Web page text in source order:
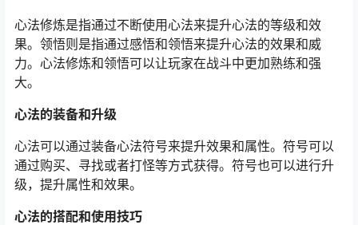
心法修炼是指通过不断使用心法来提升心法的等级和效
果。领悟则是指通过感悟和领悟来提升心法的效果和威
力。心法修炼和领悟可以让玩家在战斗中更加熟练和强
大。
心法的装备和升级
心法可以通过装备心法符号来提升效果和属性。符号可以
通过购买、寻找或者打怪等方式获得。符号也可以进行升
级，提升属性和效果。
心法的搭配和使用技巧